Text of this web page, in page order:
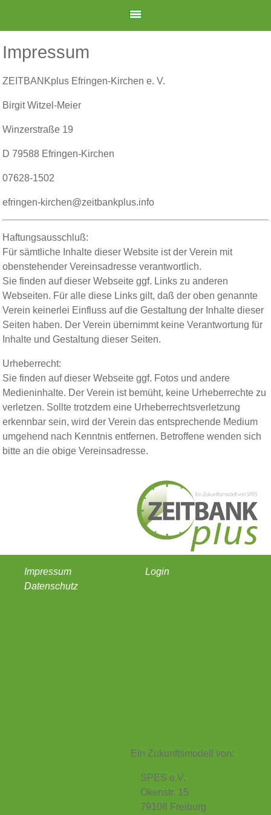
Impressum
ZEITBANKplus Efringen-Kirchen e. V.
Birgit Witzel-Meier
Winzerstraße 19
D 79588 Efringen-Kirchen
07628-1502
efringen-kirchen@zeitbankplus.info
Haftungsausschluß:
Für sämtliche Inhalte dieser Website ist der Verein mit
obenstehender Vereinsadresse verantwortlich.
Sie finden auf dieser Webseite ggf. Links zu anderen
Webseiten. Für alle diese Links gilt, daß der oben genannte
Verein keinerlei Einfluss auf die Gestaltung der Inhalte dieser
Seiten haben. Der Verein übernimmt keine Verantwortung für
Inhalte und Gestaltung dieser Seiten.
Urheberrecht:
Sie finden auf dieser Webseite ggf. Fotos und andere
Medieninhalte. Der Verein ist bemüht, keine Urheberrechte zu
verletzen. Sollte trotzdem eine Urheberrechtsverletzung
erkennbar sein, wird der Verein das entsprechende Medium
umgehend nach Kenntnis entfernen. Betroffene wenden sich
bitte an die obige Vereinsadresse.
Impressum
Datenschutz
Login
Ein Zukunftsmodell von:
SPES e.V.
Okenstr. 15
79108 Freiburg